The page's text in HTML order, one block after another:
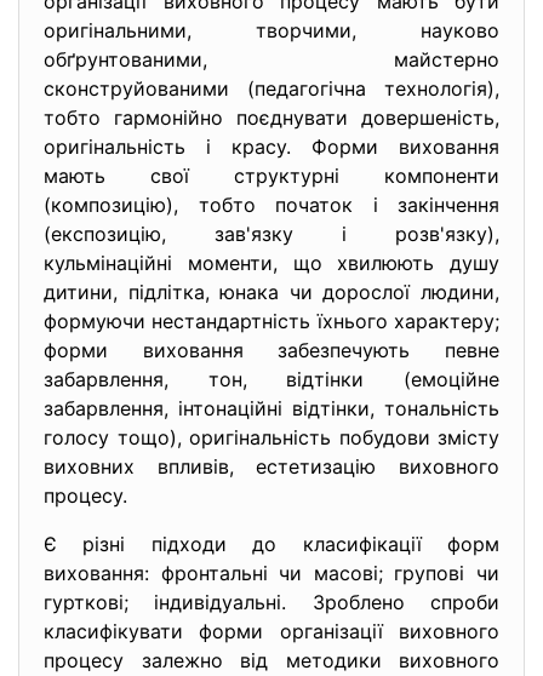
оригінальними, творчими, науково
обґрунтованими, майстерно
сконструйованими (педагогічна технологія),
тобто гармонійно поєднувати довершеність,
оригінальність і красу. Форми виховання
мають свої структурні компоненти
(композицію), тобто початок і закінчення
(експозицію, зав'язку і розв'язку),
кульмінаційні моменти, що хвилюють душу
дитини, підлітка, юнака чи дорослої людини,
формуючи нестандартність їхнього характеру;
форми виховання забезпечують певне
забарвлення, тон, відтінки (емоційне
забарвлення, інтонаційні відтінки, тональність
голосу тощо), оригінальність побудови змісту
виховних впливів, естетизацію виховного
процесу.
Є різні підходи до класифікації форм
виховання: фронтальні чи масові; групові чи
гурткові; індивідуальні. Зроблено спроби
класифікувати форми організації виховного
процесу залежно від методики виховного